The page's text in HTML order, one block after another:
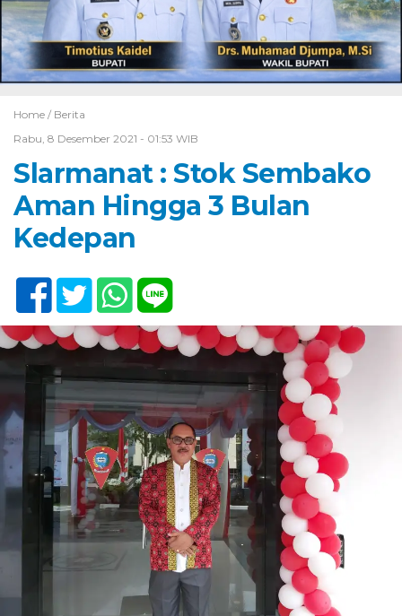
Home / Berita
Rabu, 8 Desember 2021 - 01:53 WIB
Slarmanat : Stok Sembako
Aman Hingga 3 Bulan
Kedepan